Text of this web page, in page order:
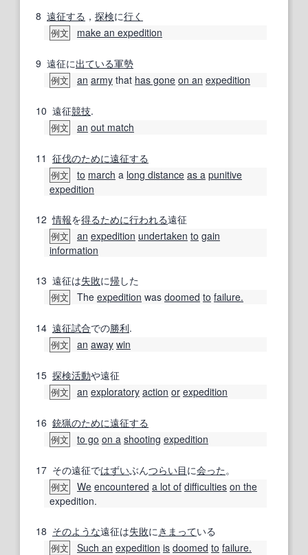
8 遠征する ， 探検に行く
例文 make an expedition
9 遠征に出ている軍勢
例文 an army that has gone on an expedition
10 遠征競技.
例文 an out match
11 征伐のために遠征する
例文 to march a long distance as a punitive
expedition
12 情報を得るために行われる遠征
例文 an expedition undertaken to gain
information
13 遠征は失敗に帰した
例文 The expedition was doomed to failure.
14 遠征試合での勝利.
例文 an away win
15 探検活動や遠征
例文 an exploratory action or expedition
16 銃猟のために遠征する
例文 to go on a shooting expedition
17 その遠征ではずいぶんつらい目に会った。
例文 We encountered a lot of difficulties on the
expedition.
18 そのような遠征は失敗に きまっている
例文 Such an expedition is doomed to failure.